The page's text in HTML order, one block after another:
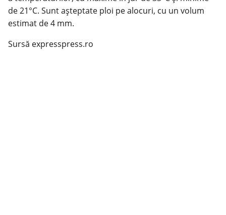
de 21°C. Sunt așteptate ploi pe alocuri, cu un volum
estimat de 4 mm.
Sursă expresspress.ro